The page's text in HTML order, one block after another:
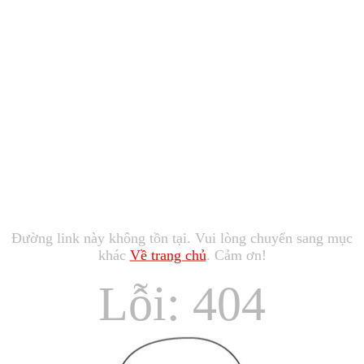
Đường link này không tồn tại. Vui lòng chuyển sang mục
khác Về trang chủ. Cảm ơn!
Lỗi: 404